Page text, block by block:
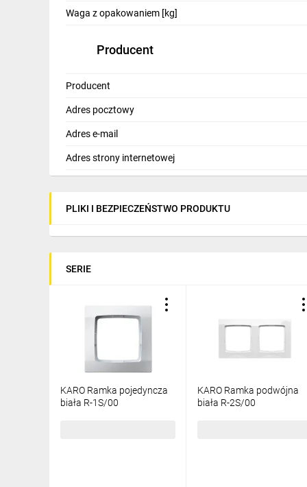
Waga z opakowaniem [kg]
Producent
Producent
Adres pocztowy
Adres e-mail
Adres strony internetowej
PLIKI I BEZPIECZEŃSTWO PRODUKTU
SERIE
KARO Ramka pojedyncza
biała R-1S/00
KARO Ramka podwójna
biała R-2S/00